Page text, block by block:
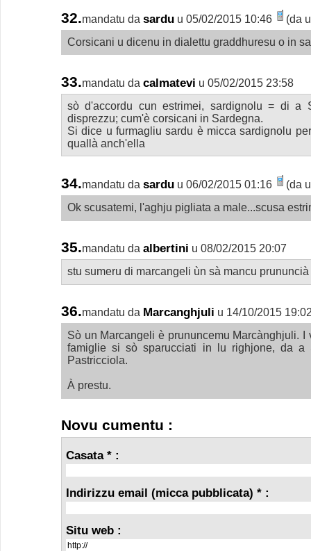
32.mandatu da sardu u 05/02/2015 10:46
(da
Corsicani u dicenu in dialettu graddhuresu o in
33.mandatu da calmatevi u 05/02/2015 23:58
sò d'accordu cun estrimei, sardignolu = di a
disprezzu; cum'è corsicani in Sardegna.
Si dice u furmagliu sardu è micca sardignolu
quallà anch'ella
34.mandatu da sardu u 06/02/2015 01:16
(da
Ok scusatemi, l'aghju pigliata a male...scusa
35.mandatu da albertini u 08/02/2015 20:07
stu sumeru di marcangeli ùn sà mancu
36.mandatu da Marcanghjuli u 14/10/2015
Sò un Marcangeli è prununcemu Marcànghjuli.
famiglie si sò sparucciati in lu righjone, da a
Pastricciola.
À prestu.
Novu cumentu :
Casata * :
Indirizzu email (micca pubblicata) * :
Situ web :